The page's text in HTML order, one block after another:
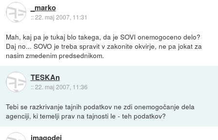
_marko
::22. maj 2007, 11:31
Mah, kaj pa je tukaj blo takega, da je SOVI onemogoceno delo?
Daj no... SOVO je treba spravit v zakonite okvirje, ne pa jokat za
nasim zmedenim predsednikom.
TESKAn
::22. maj 2007, 11:36
Tebi se razkrivanje tajnih podatkov ne zdi onemogočanje dela
agenciji, ki temelji prav na tajnosti le - teh podatkov?
imagodei